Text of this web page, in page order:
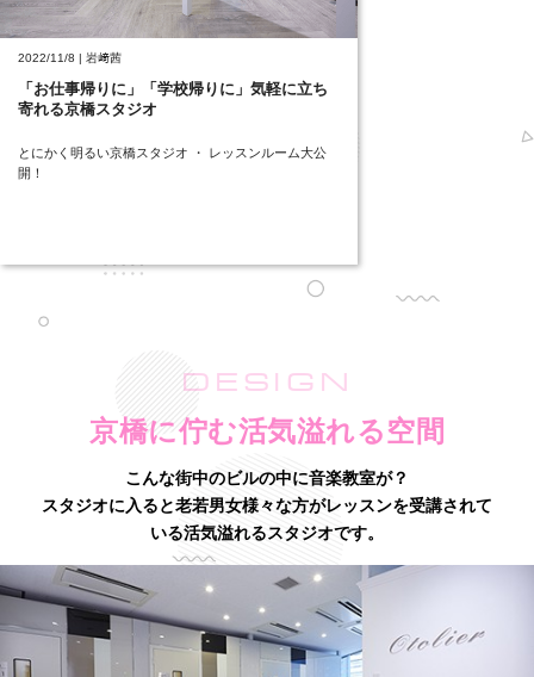
2022/11/8 | 岩﨑茜
「お仕事帰りに」「学校帰りに」気軽に立ち
寄れる京橋スタジオ
とにかく明るい京橋スタジオ ・ レッスンルーム大公
開！
DESIGN
京橋に佇む活気溢れる空間
こんな街中のビルの中に音楽教室が？
スタジオに入ると老若男女様々な方がレッスンを受講されて
いる活気溢れるスタジオです。